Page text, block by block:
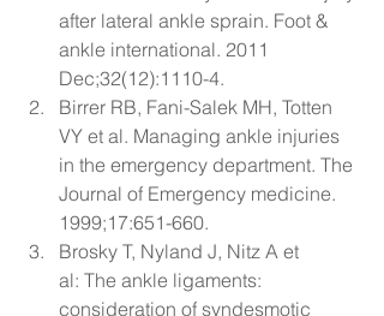
after lateral ankle sprain. Foot &
ankle international. 2011
Dec;32(12):1110-4.
Birrer RB, Fani-Salek MH, Totten
VY et al. Managing ankle injuries
in the emergency department. The
Journal of Emergency medicine.
1999;17:651-660.
Brosky T, Nyland J, Nitz A et
al: The ankle ligaments:
consideration of syndesmotic